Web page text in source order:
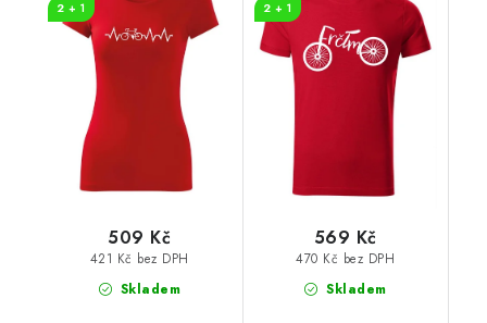
2 + 1
Skladem
421 Kč bez DPH
509 Kč
2 + 1
Skladem
470 Kč bez DPH
569 Kč